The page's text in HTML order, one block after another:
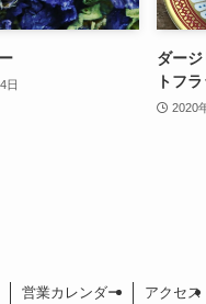
日
ダー
トフ
2020
営業カレンダー アクセス